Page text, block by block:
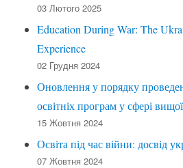
03 Лютого 2025
Education During War: The
Experience
02 Грудня 2024
Оновлення у порядку
освітніх програм у сфері
15 Жовтня 2024
Освіта під час війни: досвід
07 Жовтня 2024